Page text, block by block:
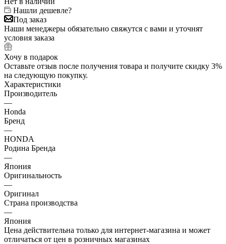
Нашли дешевле?
Под заказ
Наши менеджеры обязательно свяжутся с вами и уточнят
условия заказа
Хочу в подарок
Оставьте отзыв после получения товара и получите скидку 3%
на следующую покупку.
Характеристики
Производитель
—
Honda
Бренд
—
HONDA
Родина Бренда
—
Япония
Оригинальность
—
Оригинал
Страна производства
—
Япония
Цена действительна только для интернет-магазина и может
отличаться от цен в розничных магазинах